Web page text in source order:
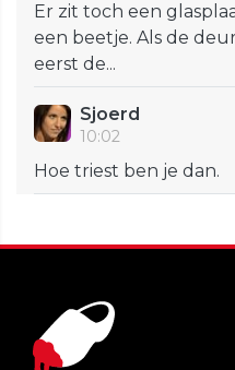
Er zit toch een
een beetje. Als de
eerst de...
Sjoerd
10:02
Hoe triest ben je dan.